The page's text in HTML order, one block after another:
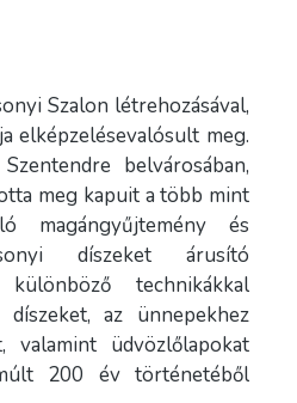
Szalon létrehozásával,
elképzelésevalósult meg.
belvárosában,
meg kapuit a több mint
magángyűjtemény és
díszeket árusító
technikákkal
az ünnepekhez
valamint üdvözlőlapokat
200 év történetéből